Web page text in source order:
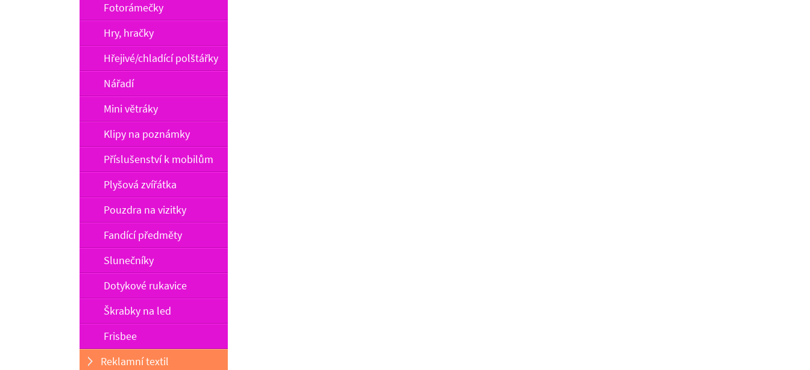
Fotorámečky
Hry, hračky
Hřejivé/chladící polštářky
Nářadí
Mini větráky
Klipy na poznámky
Příslušenství k mobilům
Plyšová zvířátka
Pouzdra na vizitky
Fandící předměty
Slunečníky
Dotykové rukavice
Škrabky na led
Frisbee
Reklamní textil